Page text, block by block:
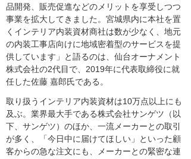
品開発、販売促進などのメリットを享受しつつ
事業を拡大してきました。宮城県内に本社を置
くインテリア内装資材商社は数が少なく、地元
の内装工事店向けに地域密着型のサービスを提
供しています」と語るのは、仙台オーナメント
株式会社の2代目で、2019年に代表取締役に就
任した佐藤 嘉郎氏である。
取り扱うインテリア内装資材は10万点以上にも
及ぶ。業界最大手である株式会社サンゲツ（以
下、サンゲツ）のほか、一流メーカーとの取引
が多く、「今日中に届けてほしい」といった顧
客からの急な注文にも、メーカーとの緊密な連